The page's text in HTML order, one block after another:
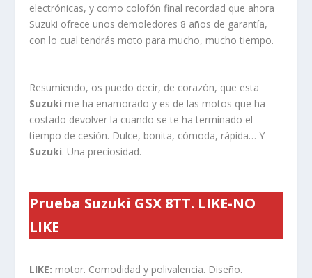
electrónicas, y como colofón final recordad que ahora
Suzuki ofrece unos demoledores 8 años de garantía,
con lo cual tendrás moto para mucho, mucho tiempo.
Resumiendo, os puedo decir, de corazón, que esta
Suzuki me ha enamorado y es de las motos que ha
costado devolver la cuando se te ha terminado el
tiempo de cesión. Dulce, bonita, cómoda, rápida… Y
Suzuki. Una preciosidad.
Prueba Suzuki GSX 8TT. LIKE-NO
LIKE
LIKE: motor. Comodidad y polivalencia. Diseño.